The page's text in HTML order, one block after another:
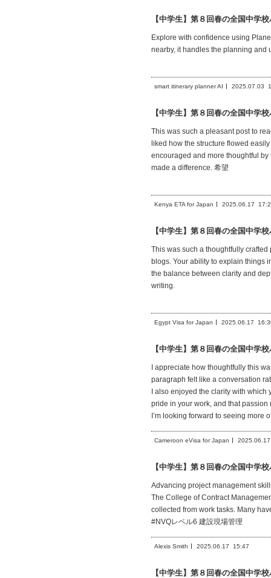
【中学生】第８回春の全国中学
Explore with confidence using
nearby, it handles the planning and
smart itinerary planner AI 2025.07.03
【中学生】第８回春の全国中学
This was such a pleasant post to
liked how the structure flowed
encouraged and more thoughtful
made a difference. 希望
Kenya ETA for Japan 2025.06.17
【中学生】第８回春の全国中学
This was such a thoughtfully
blogs. Your ability to explain things
the balance between clarity and
writing.
Egypt Visa for Japan 2025.06.17
【中学生】第８回春の全国中学
I appreciate how thoughtfully this
paragraph felt like a conversation
I also enjoyed the clarity with
pride in your work, and that
I’m looking forward to seeing more
Cameroon eVisa for Japan 2025.06.17
【中学生】第８回春の全国中学
Advancing project management
The College of Contract
collected from work tasks. Many
#NVQレベル6 建設現場管理
Alexis Smith 2025.06.17 15:47
【中学生】第８回春の全国中学